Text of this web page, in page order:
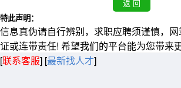
特此声明：
信息真伪请自行辨别，求职应聘须谨慎，
证或连带责任! 希望我们的平台能为您带来
[联系客服] [最新找人才]